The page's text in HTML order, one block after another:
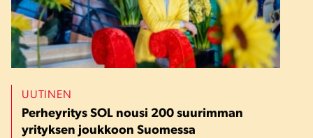
UUTINEN
Perheyritys SOL nousi 200 suurimman
yrityksen joukkoon Suomessa